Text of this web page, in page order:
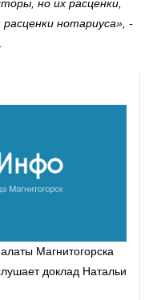
но их расценки,
нотариуса», -
Магнитогорска
доклад Натальи